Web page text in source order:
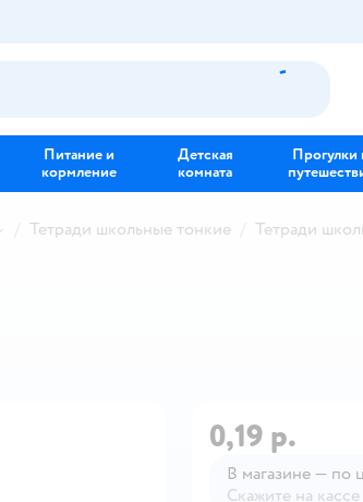
Питание и
кормление
Детская
комната
Прогулки
Тетради школьные тонкие Тетради
0,19 р.
В магазине — по
Скажите на